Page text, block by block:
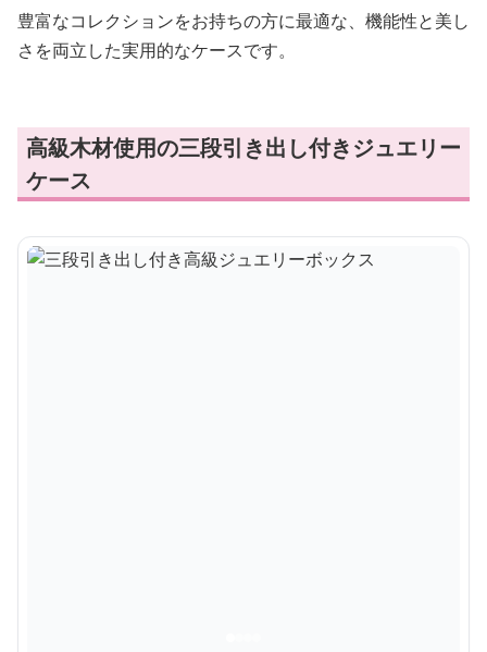
豊富なコレクションをお持ちの方に最適な、機能性と美し
さを両立した実用的なケースです。
高級木材使用の三段引き出し付きジュエリー
ケース